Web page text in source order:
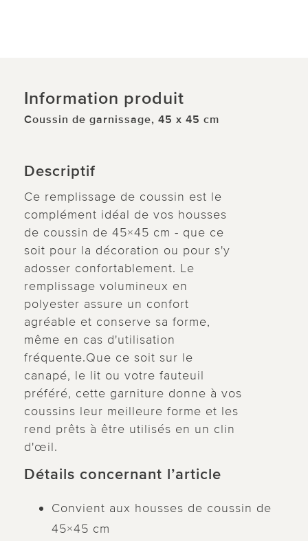
Information produit
Coussin de garnissage, 45 x 45 cm
Descriptif
Ce remplissage de coussin est le
complément idéal de vos housses
de coussin de 45×45 cm - que ce
soit pour la décoration ou pour s'y
adosser confortablement. Le
remplissage volumineux en
polyester assure un confort
agréable et conserve sa forme,
même en cas d'utilisation
fréquente.Que ce soit sur le
canapé, le lit ou votre fauteuil
préféré, cette garniture donne à vos
coussins leur meilleure forme et les
rend prêts à être utilisés en un clin
d'œil.
Détails concernant l’article
Convient aux housses de coussin de
45×45 cm